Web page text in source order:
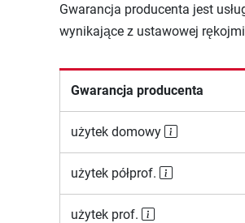
Gwarancja producenta jest
wynikające z ustawowej
Gwarancja producenta
użytek domowy
użytek półprof.
użytek prof.